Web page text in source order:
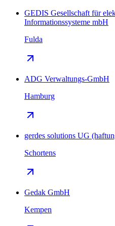
GEDIS Gesellschaft für
Informationssysteme mbH
Fulda
ADG Verwaltungs-GmbH
Hamburg
gerdes solutions UG
Schortens
Gedak GmbH
Kempen